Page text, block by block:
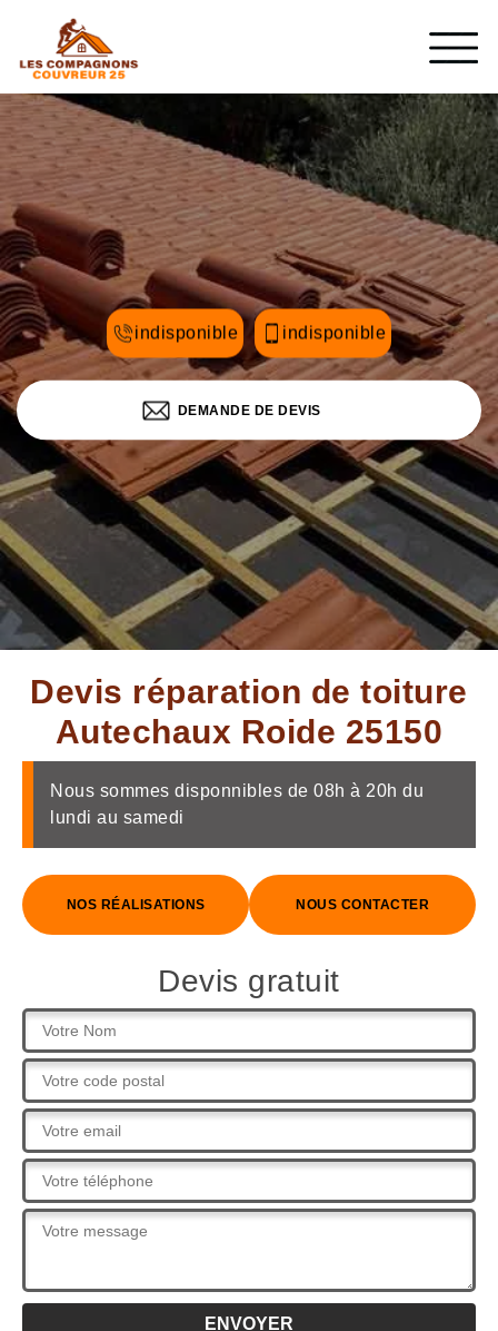
indisponible indisponible
DEMANDE DE DEVIS
Devis réparation de toiture
Autechaux Roide 25150
Nous sommes disponnibles de 08h à 20h du
lundi au samedi
NOS RÉALISATIONS NOUS CONTACTER
Devis gratuit